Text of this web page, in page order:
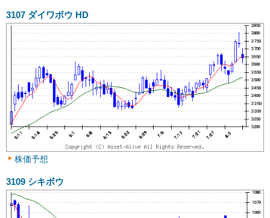
3107 ダイワボウ HD
株価予想
3109 シキボウ